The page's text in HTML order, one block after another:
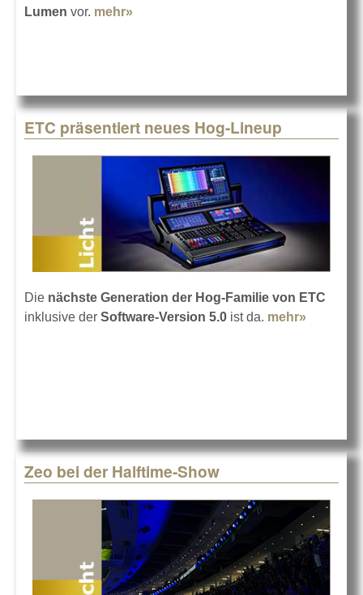
Lumen vor. mehr»
ETC präsentiert neues Hog-Lineup
Die nächste Generation der Hog-Familie von ETC
inklusive der Software-Version 5.0 ist da. mehr»
Zeo bei der Halftime-Show